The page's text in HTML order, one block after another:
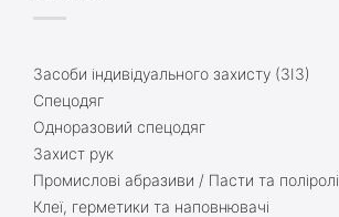
Засоби індивідуального захисту (ЗІЗ)
Спецодяг
Одноразовий спецодяг
Захист рук
Промислові абразиви / Пасти та поліролі
Клеї, герметики та наповнювачі